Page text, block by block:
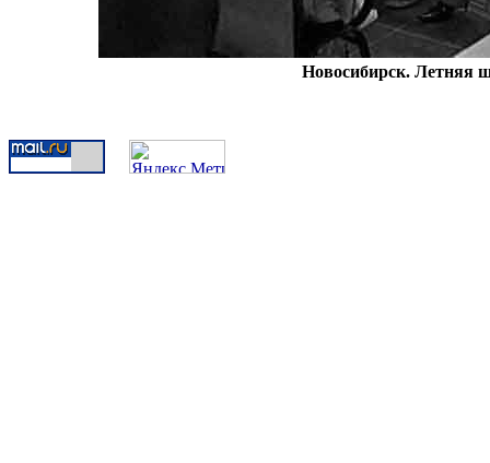
Новосибирск. Летняя